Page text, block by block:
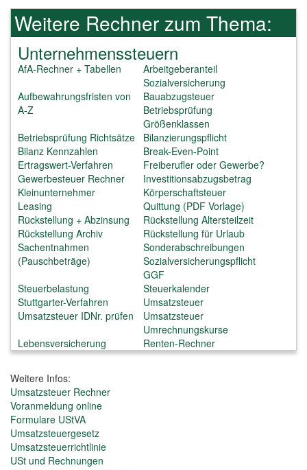
Weitere Rechner zum Thema:
Unternehmenssteuern
AfA-Rechner + Tabellen
Arbeitgeberanteil
Sozialversicherung
Aufbewahrungsfristen von
A-Z
Bauabzugsteuer
Betriebsprüfung
Größenklassen
Betriebsprüfung Richtsätze
Bilanzierungspflicht
Bilanz Kennzahlen
Break-Even-Point
Ertragswert-Verfahren
Freiberufler oder Gewerbe?
Gewerbesteuer Rechner
Investitionsabzugsbetrag
Kleinunternehmer
Körperschaftsteuer
Leasing
Quittung (PDF Vorlage)
Rückstellung + Abzinsung
Rückstellung Altersteilzeit
Rückstellung Archiv
Rückstellung für Urlaub
Sachentnahmen
(Pauschbeträge)
Sonderabschreibungen
Sozialversicherungspflicht
GGF
Steuerbelastung
Steuerkalender
Stuttgarter-Verfahren
Umsatzsteuer
Umsatzsteuer IDNr. prüfen
Umsatzsteuer
Umrechnungskurse
Lebensversicherung
Renten-Rechner
Weitere Infos:
Umsatzsteuer Rechner
Voranmeldung online
Formulare UStVA
Umsatzsteuergesetz
Umsatzsteuerrichtlinie
USt und Rechnungen